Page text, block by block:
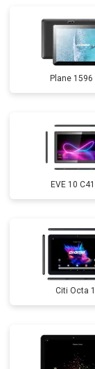
Plane 1596
EVE 10
Citi Octa